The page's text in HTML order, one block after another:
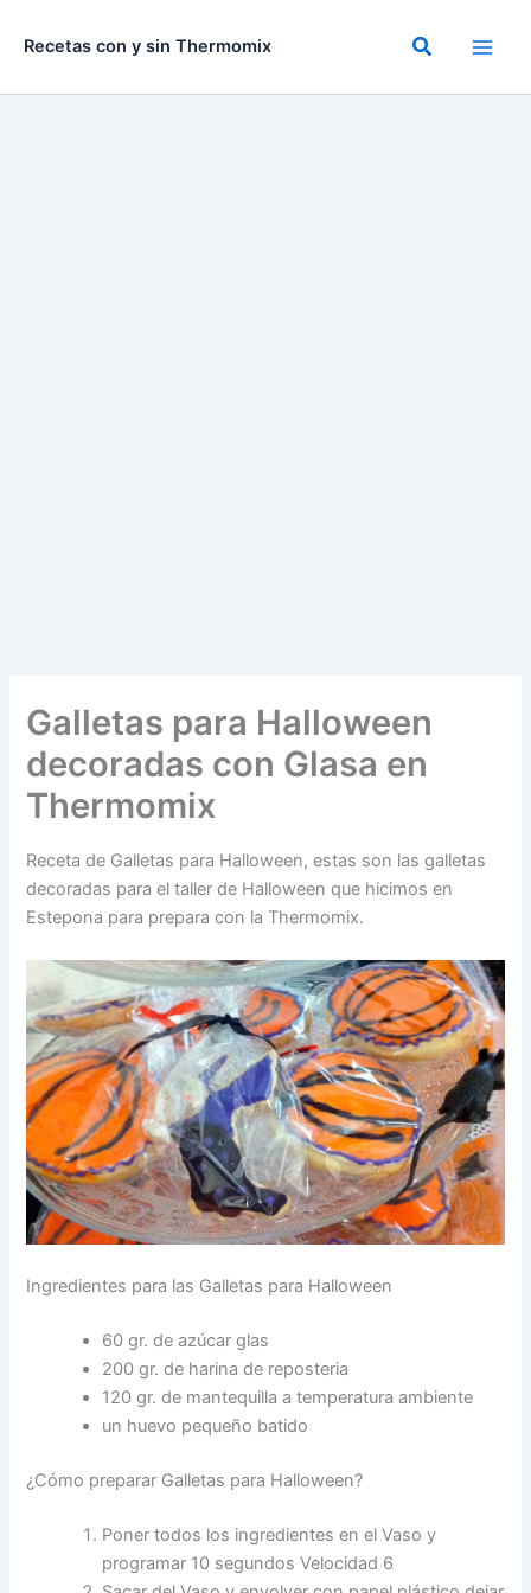
Recetas con y sin Thermomix Buscar
Galletas para Halloween
decoradas con Glasa en
Thermomix
Receta de Galletas para Halloween, estas son las galletas
decoradas para el taller de Halloween que hicimos en
Estepona para prepara con la Thermomix.
Ingredientes para las Galletas para Halloween
60 gr. de azúcar glas
200 gr. de harina de reposteria
120 gr. de mantequilla a temperatura ambiente
un huevo pequeño batido
¿Cómo preparar Galletas para Halloween?
Poner todos los ingredientes en el Vaso y
programar 10 segundos Velocidad 6